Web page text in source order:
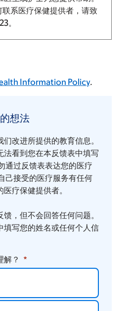
系医疗保健提供者，请致
。
Information Policy.
想法
改进所提供的教育信息。
法看到您在本反馈表中填写
通过反馈表表达您的医疗
己接受的医疗服务有任何
疗保健提供者。
，但不会回答任何问题。
填写您的姓名或任何个人信
解？